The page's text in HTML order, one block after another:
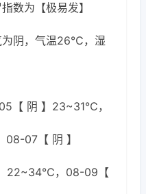
数为【极易发】
为阴，气温26℃，湿
【 阴 】23~31℃，
07【 阴 】
22~34℃，08-09【